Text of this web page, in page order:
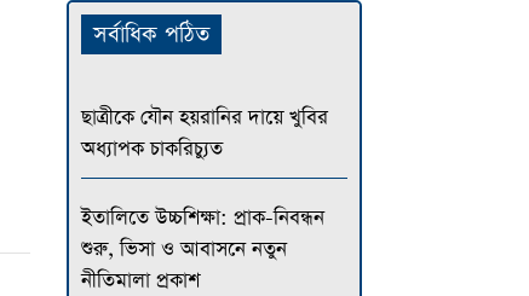
সর্বাধিক পঠিত
ছাত্রীকে যৌন হয়রানির দায়ে খুবির
অধ্যাপক চাকরিচ্যুত
ইতালিতে উচ্চশিক্ষা: প্রাক-নিবন্ধন
শুরু, ভিসা ও আবাসনে নতুন
নীতিমালা প্রকাশ